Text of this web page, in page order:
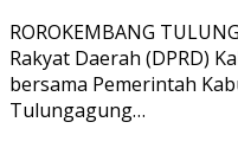
ROROKEMBANG
Rakyat Daerah (DPRD)
bersama Pemerintah
Tulungagung…